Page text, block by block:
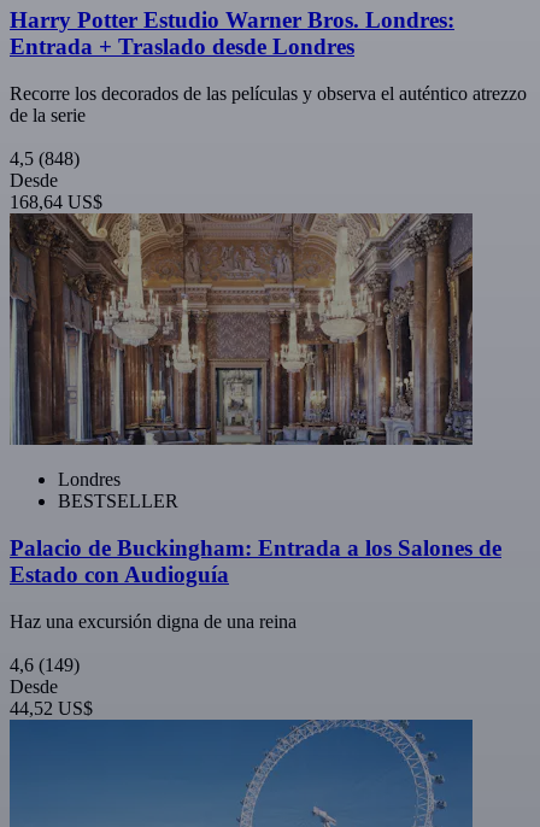
Harry Potter Estudio Warner Bros. Londres:
Entrada + Traslado desde Londres
Recorre los decorados de las películas y observa el auténtico atrezzo
de la serie
4,5 (848)
Desde
168,64 US$
Londres
BESTSELLER
Palacio de Buckingham: Entrada a los Salones de
Estado con Audioguía
Haz una excursión digna de una reina
4,6 (149)
Desde
44,52 US$